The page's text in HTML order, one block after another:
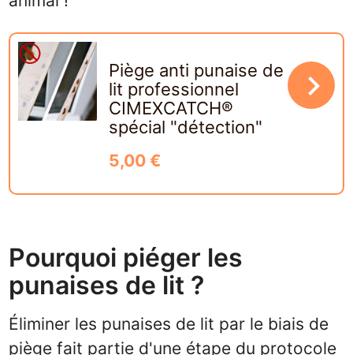
Piège anti punaise de
lit professionnel
CIMEXCATCH®
spécial "détection"
5,00 €
navigate_next
Pourquoi piéger les
punaises de lit ?
Éliminer les punaises de lit par le biais de
piège fait partie d'une étape du protocole